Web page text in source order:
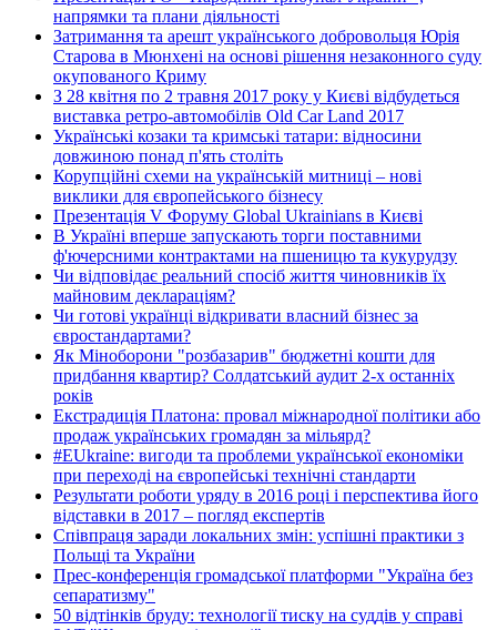
напрямки та плани діяльності
Затримання та арешт українського добровольця Юрія
Старова в Мюнхені на основі рішення незаконного суду
окупованого Криму
З 28 квітня по 2 травня 2017 року у Києві відбудеться
виставка ретро-автомобілів Old Car Land 2017
Українські козаки та кримські татари: відносини
довжиною понад п'ять століть
Корупційні схеми на українській митниці – нові
виклики для європейського бізнесу
Презентація V Форуму Global Ukrainians в Києві
В Україні вперше запускають торги поставними
ф'ючерсними контрактами на пшеницю та кукурудзу
Чи відповідає реальний спосіб життя чиновників їх
майновим деклараціям?
Чи готові українці відкривати власний бізнес за
євростандартами?
Як Міноборони "розбазарив" бюджетні кошти для
придбання квартир? Солдатський аудит 2-х останніх
років
Екстрадиція Платона: провал міжнародної політики або
продаж українських громадян за мільярд?
#EUkraine: вигоди та проблеми української економіки
при переході на європейські технічні стандарти
Результати роботи уряду в 2016 році і перспектива його
відставки в 2017 – погляд експертів
Співпраця заради локальних змін: успішні практики з
Польщі та України
Прес-конференція громадської платформи "Україна без
сепаратизму"
50 відтінків бруду: технології тиску на суддів у справі